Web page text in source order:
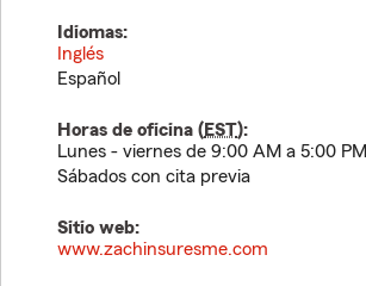
Idiomas:
Inglés
Español
Horas de oficina (EST):
Lunes - viernes de 9:00 AM a 5:00 PM
Sábados con cita previa
Sitio web:
www.zachinsuresme.com